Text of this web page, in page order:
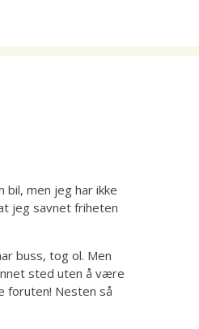
bil, men jeg har ikke
jeg savnet friheten
buss, tog ol. Men
sted uten å være
foruten! Nesten så